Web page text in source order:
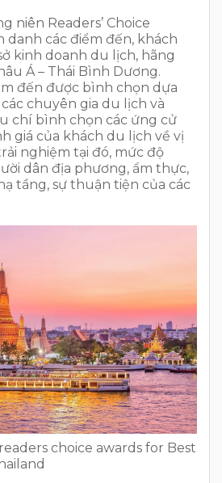
niên Readers’ Choice
danh các điểm đến, khách
kinh doanh du lịch, hãng
Á – Thái Bình Dương.
đến được bình chọn dựa
chuyên gia du lịch và
chí bình chọn các ứng cử
giá của khách du lịch về vị
nghiệm tại đó, mức độ
dân địa phương, ẩm thực,
tầng, sự thuận tiện của các
choice awards for Best